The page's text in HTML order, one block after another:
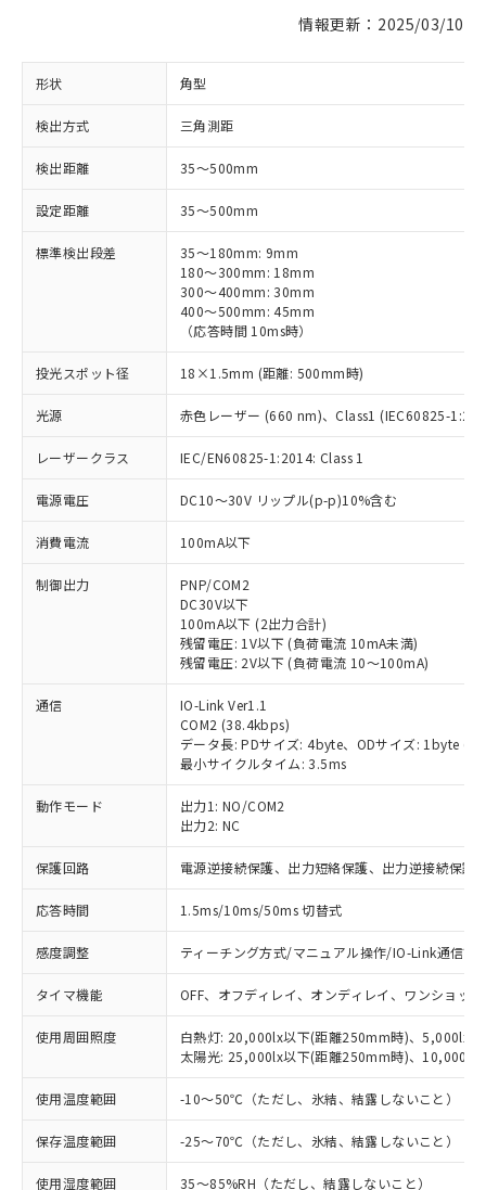
情報更新：2025/03/10
形状 角型
検出方式 三角測距
検出距離 35～500mm
設定距離 35～500mm
標準検出段差
35～180mm: 9mm
180～300mm: 18mm
300～400mm: 30mm
400～500mm: 45mm
（応答時間 10ms時）
投光スポット径 18×1.5mm (距離: 500mm時)
光源 赤色レーザー (660 nm)、Class1 (IEC60825-
レーザークラス IEC/EN60825-1:2014: Class 1
電源電圧 DC10～30V リップル(p-p)10%含む
消費電流 100mA以下
制御出力
PNP/COM2
DC30V以下
100mA以下 (2出力合計)
残留電圧: 1V以下 (負荷電流 10mA未満)
残留電圧: 2V以下 (負荷電流 10～100mA)
通信
IO-Link Ver1.1
COM2 (38.4kbps)
データ長: PDサイズ: 4byte、ODサイズ: 1byte
最小サイクルタイム: 3.5ms
動作モード
出力1: NO/COM2
出力2: NC
保護回路 電源逆接続保護、出力短絡保護、出力逆接続保護
応答時間 1.5ms/10ms/50ms 切替式
感度調整 ティーチング方式/マニュアル操作/IO-Link通信で
タイマ機能 OFF、オフディレイ、オンディレイ、ワンショット
使用周囲照度
白熱灯: 20,000lx以下(距離250mm時)、5,000lx
太陽光: 25,000lx以下(距離250mm時)、10,000lx
使用温度範囲 -10～50℃（ただし、氷結、結露しないこと）
保存温度範囲 -25～70℃（ただし、氷結、結露しないこと）
使用湿度範囲 35～85%RH（ただし、結露しないこと）
ご利用条件
以下の条件をお読みいただき、同意のうえ
ご利用ください。
本サービスは、当社制御機器事業取扱
商品の当社在庫状況および標準価格
(税抜)を提供させていただくもので
当社制御機器事業取扱商品の中には、
本サービスの対象外となる商品もある
※1 対応状況
対応済み：EU RoHS指令（10物質）の
非含有に対応した製品が提供可能な商品で
対応予定：EU RoHS指令（10物質）の非含
有に対応した製品に切り替える予定のある
商品です。
対応予定なし：EU RoHS指令（10物質）の
非含有に非対応の商品で、対応品を出す予
定はありません。
調査・確認中：EU RoHS指令（10物質）の
非含有の対応状況を調査中または確認中の
商品です。
非該当品：ライセンス料など無形物で、有
害物質有無と関係のない商品です。
仕入先様の事情により、非含有部品として
※1 中国RoHS○×表
「○」：最大均質材料含有率が中国RoHSの
基準値以下であることを示します。
「×」：最大均質材料含有率が中国RoHSの